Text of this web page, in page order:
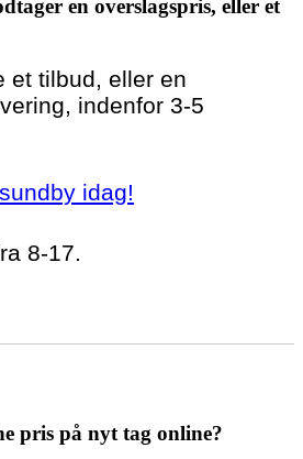
en overslagspris, eller et
et tilbud, eller en
indenfor 3-5
idag!
8-17.
pris på nyt tag online?